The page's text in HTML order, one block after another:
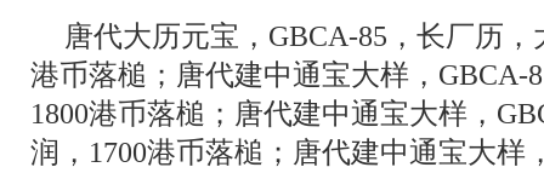
唐代大历元宝，GBCA-85，长厂历
港币落槌；唐代建中通宝大样，GBCA-
1800港币落槌；唐代建中通宝大样，
润，1700港币落槌；唐代建中通宝大样